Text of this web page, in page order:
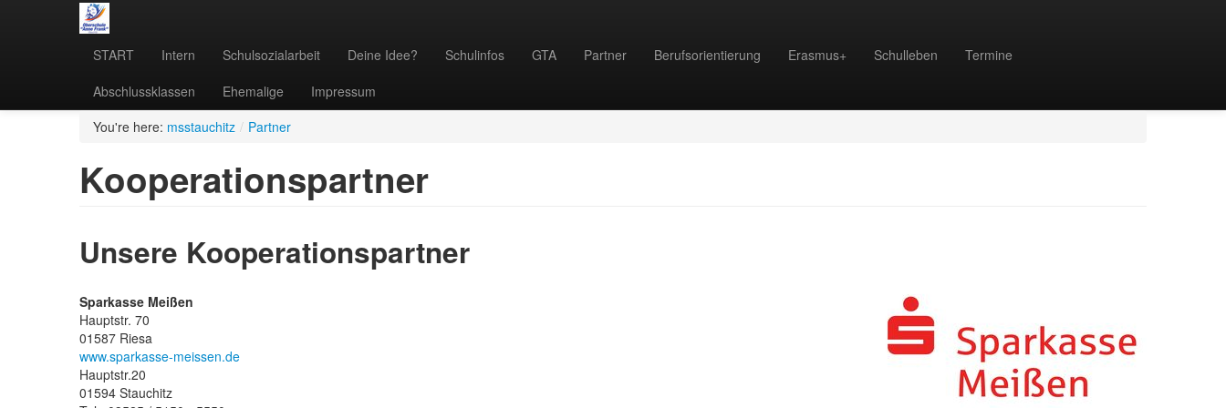
START Intern Schulsozialarbeit Deine Idee? Schulinfos GTA Partner Berufsorientierung Erasmus+ Schulleben
Termine
Abschlussklassen
Ehemalige
Impressum
You're here: msstauchitz / Partner
Kooperationspartner
Unsere Kooperationspartner
Sparkasse Meißen
Hauptstr. 70
01587 Riesa
www.sparkasse-meissen.de
Hauptstr.20
01594 Stauchitz